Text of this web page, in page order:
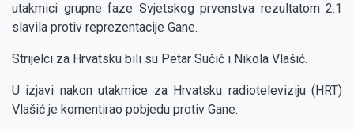
utakmici grupne faze Svjetskog prvenstva rezultatom 2:1
slavila protiv reprezentacije Gane.
Strijelci za Hrvatsku bili su Petar Sučić i Nikola Vlašić.
U izjavi nakon utakmice za Hrvatsku radioteleviziju (HRT)
Vlašić je komentirao pobjedu protiv Gane.